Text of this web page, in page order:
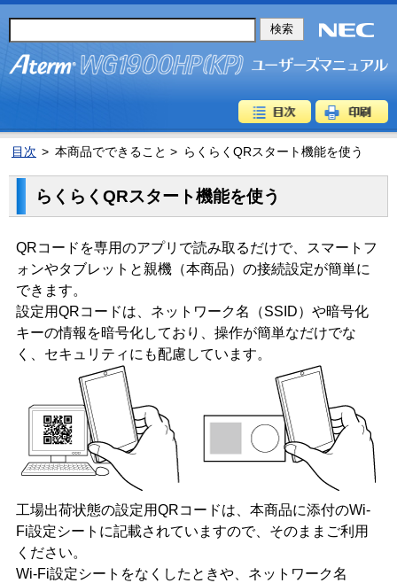
目次 > 本商品でできること > らくらくQRスタート機能を使う
らくらくQRスタート機能を使う
QRコードを専用のアプリで読み取るだけで、スマートフ
ォンやタブレットと親機（本商品）の接続設定が簡単に
できます。
設定用QRコードは、ネットワーク名（SSID）や暗号化
キーの情報を暗号化しており、操作が簡単なだけでな
く、セキュリティにも配慮しています。
工場出荷状態の設定用QRコードは、本商品に添付のWi-
Fi設定シートに記載されていますので、そのままご利用
ください。
Wi-Fi設定シートをなくしたときや、ネットワーク名